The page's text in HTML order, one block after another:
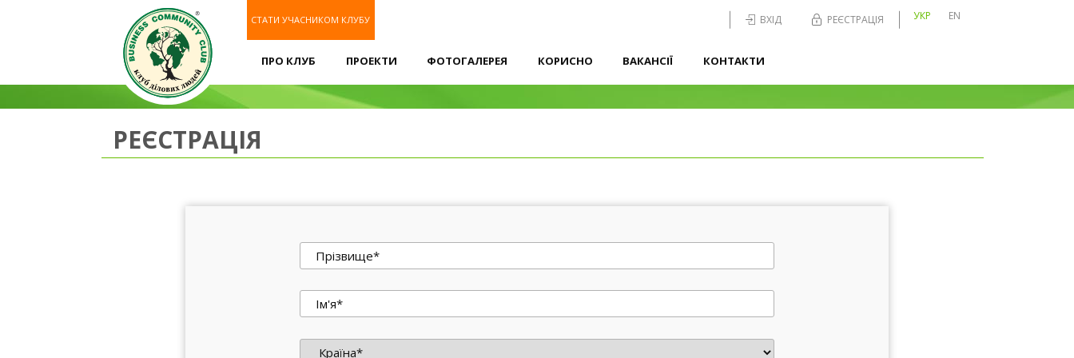
СТАТИ УЧАСНИКОМ КЛУБУ ВХІД РЕЄСТРАЦІЯ УКР EN
ПРО КЛУБ ПРОЕКТИ ФОТОГАЛЕРЕЯ КОРИСНО ВАКАНСІЇ КОНТАКТИ
РЕЄСТРАЦІЯ